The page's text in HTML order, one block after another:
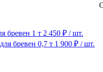
бревен 1 т 2 450 ₽ / шт.
бревен 0,7 т 1 900 ₽ / шт.